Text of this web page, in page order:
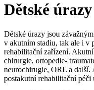
Dětské úrazy
Dětské úrazy jsou
v akutním stadiu, tak ale i v
rehabilitační zařízení.
chirurgie, ortopedie-
neurochirugie, ORL a
postakutní rehabilitační péči